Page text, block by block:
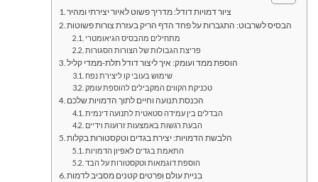
ציור דמויות דודל: מדריך פשוט לאיור יצירתי ומהיר
הבסיס לשרבוט: התגברות על פחד הדף הריק בעזרת צורות פשוטות
מתחילים מהבסיס הגיאומטרי
פריצת הגבולות של הצורות הסגורות
הוספת ממד ועומק: איך ליצור דודל תלת-ממדי קליל
שימוש בעובי קו ליצירת נפח
טכניקת הקווים המקבילים להוספת עומק
הכנסת תנועה וחיים לתוך הדמויות שלכם
הבדלים בין עמידה סטאטית לתנועה דינמית
הבעת רגשות באמצעות זרועות וידיים
הלבשת הדמויות: יצירת בגדים וטקסטורות בקלות
התאמת בגדים לאפיון הדמויות
הוספת דוגמאות וטקסטורות על הבד
בניית עולם ופרטים קטנים מסביב לדמות